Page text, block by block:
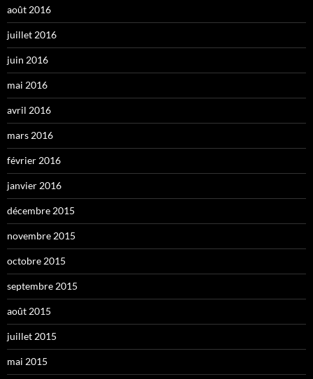
août 2016
juillet 2016
juin 2016
mai 2016
avril 2016
mars 2016
février 2016
janvier 2016
décembre 2015
novembre 2015
octobre 2015
septembre 2015
août 2015
juillet 2015
mai 2015